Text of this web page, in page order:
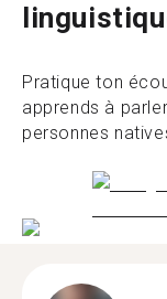
Pratique ton
apprends à
personnes